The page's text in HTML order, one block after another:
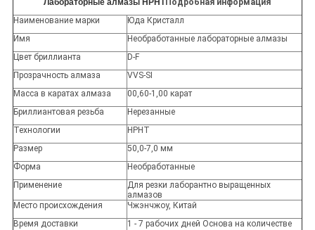
Лабораторные алмазы HPHTПодробная информация
Наименование марки
Юда Кристалл
Имя
Необработанные лабораторные алмазы
Цвет бриллианта
D-F
Прозрачность алмаза
VVS-SI
Масса в каратах алмаза
00,60-1,00 карат
Бриллиантовая резьба
Нерезанные
Технологии
HPHT
Размер
50,0-7,0 мм
Форма
Необработанные
Применение
Для резки лаборантно выращенных
алмазов
Место происхождения
Чжэнчжоу, Китай
Время доставки
1 - 7 рабочих дней Основа на количестве